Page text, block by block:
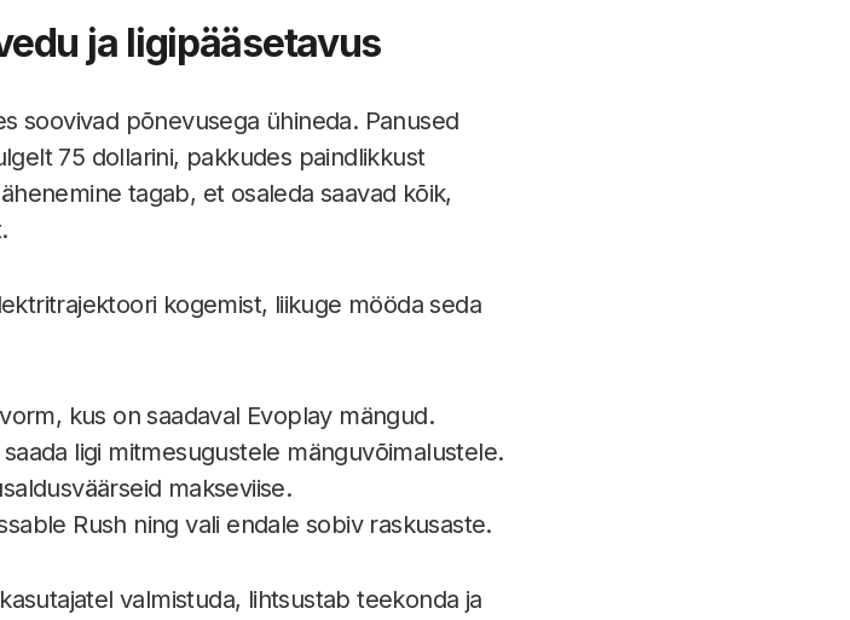
ja ligipääsetavus
soovivad põnevusega ühineda. Panused
75 dollarini, pakkudes paindlikkust
tagab, et osaleda saavad kõik,
kogemist, liikuge mööda seda
kus on saadaval Evoplay mängud.
ligi mitmesugustele mänguvõimalustele.
makseviise.
Rush ning vali endale sobiv raskusaste.
valmistuda, lihtsustab teekonda ja